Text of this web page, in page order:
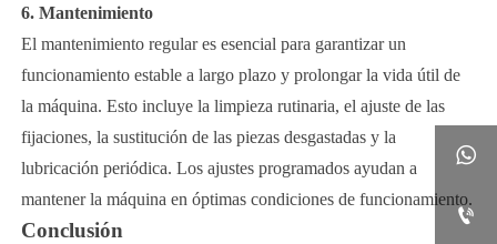
6. Mantenimiento
El mantenimiento regular es esencial para garantizar un
funcionamiento estable a largo plazo y prolongar la vida útil de
la máquina. Esto incluye la limpieza rutinaria, el ajuste de las
fijaciones, la sustitución de las piezas desgastadas y la
lubricación periódica. Los ajustes programados ayudan a
mantener la máquina en óptimas condiciones de funcionamiento.
Conclusión

